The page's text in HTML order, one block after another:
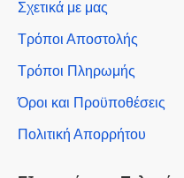
Σχετικά με μας
Τρόποι Αποστολής
Τρόποι Πληρωμής
Όροι και Προϋποθέσεις
Πολιτική Απορρήτου